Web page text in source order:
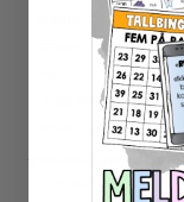
SPRÅKSPIRALEN
MATTESPIRALEN
LA OSS REGNE ØVEBØKER
ESCAPE ROOM
OLYMPISKE LEKER